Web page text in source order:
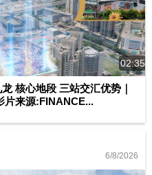
02:35
核心地段 三站交汇优势｜
片来源:FINANCE...
6/8/2026